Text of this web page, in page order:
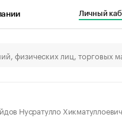
Личный
Нусратулло Хикматуллоевич